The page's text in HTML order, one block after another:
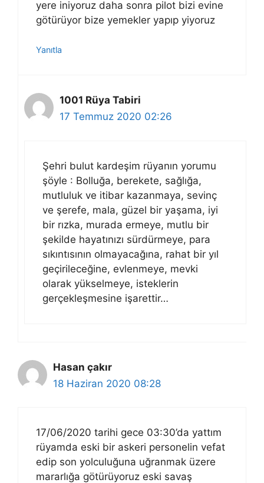
yere iniyoruz daha sonra pilot bizi evine
götürüyor bize yemekler yapıp yiyoruz
Yanıtla
1001 Rüya Tabiri
17 Temmuz 2020 02:26
Şehri bulut kardeşim rüyanın yorumu
şöyle : Bolluğa, berekete, sağlığa,
mutluluk ve itibar kazanmaya, sevinç
ve şerefe, mala, güzel bir yaşama, iyi
bir rızka, murada ermeye, mutlu bir
şekilde hayatınızı sürdürmeye, para
sıkıntısının olmayacağına, rahat bir yıl
geçirileceğine, evlenmeye, mevki
olarak yükselmeye, isteklerin
gerçekleşmesine işarettir…
Hasan çakır
18 Haziran 2020 08:28
17/06/2020 tarihi gece 03:30’da yattım
rüyamda eski bir askeri personelin vefat
edip son yolculuğuna uğranmak üzere
mararlığa götürüyoruz eski savaş